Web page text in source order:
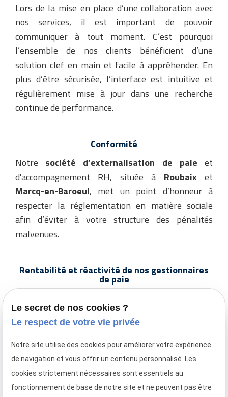
Lors de la mise en place d’une collaboration avec
nos services, il est important de pouvoir
communiquer à tout moment. C’est pourquoi
l’ensemble de nos clients bénéficient d’une
solution clef en main et facile à appréhender. En
plus d’être sécurisée, l’interface est intuitive et
régulièrement mise à jour dans une recherche
continue de performance.
Conformité
Notre société d’externalisation de paieet
d'accompagnement RH, située à Roubaix et
Marcq-en-Baroeul, met un point d’honneur à
respecter la réglementation en matière sociale
afin d’éviter à votre structure des pénalités
malvenues.
Rentabilité et réactivité de nos gestionnaires
de paie
paie dans les temps impartis n’est pas toujours
chose aisée. C’est d’ailleurs pour cette raison qu’un
nombre toujours plus grandissant de dirigeants
optent pour uneprestation externalisée. Celle-ci
traduit donc un gain de temps considérable !
Le secret de nos cookies ?
Le respect de votre vie privée
Notre site utilise des cookies pour améliorer votre expérience
de navigation et vous offrir un contenu personnalisé. Les
cookies strictement nécessaires sont essentiels au
fonctionnement de base de notre site et ne peuvent pas être